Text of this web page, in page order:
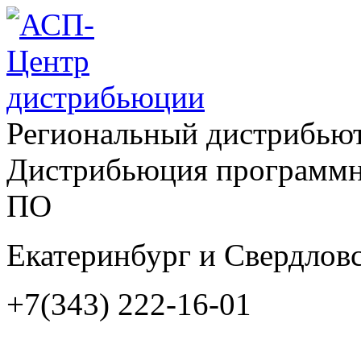
Региональный
Дистрибьюция
ПО
Екатеринбург и
+7(343) 222-16-01